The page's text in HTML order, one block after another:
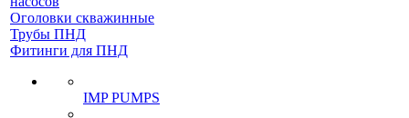
Оголовки скважинные
Трубы ПНД
Фитинги для ПНД
IMP PUMPS